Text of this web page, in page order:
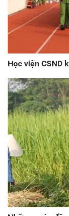
Học viện CSND